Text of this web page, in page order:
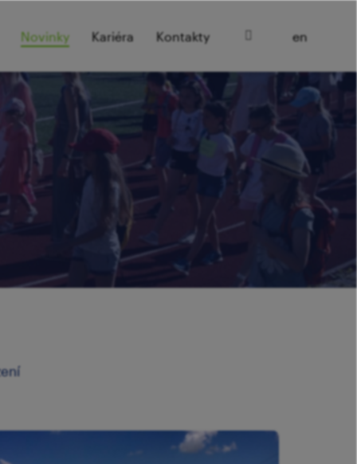
Novinky Kariéra Kontakty cz
en